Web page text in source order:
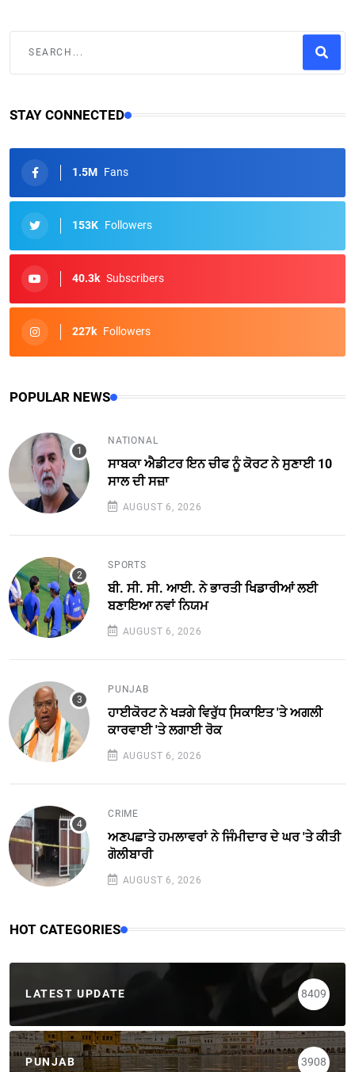
STAY CONNECTED
1.5M Fans
153K Followers
40.3k Subscribers
227k Followers
POPULAR NEWS
NATIONAL
ਸਾਬਕਾ ਐਡੀਟਰ ਇਨ ਚੀਫ ਨੂੰ ਕੋਰਟ ਨੇ ਸੁਣਾਈ 10
ਸਾਲ ਦੀ ਸਜ਼ਾ
AUGUST 6, 2026
SPORTS
ਬੀ. ਸੀ. ਸੀ. ਆਈ. ਨੇ ਭਾਰਤੀ ਖਿਡਾਰੀਆਂ ਲਈ
ਬਣਾਇਆ ਨਵਾਂ ਨਿਯਮ
AUGUST 6, 2026
PUNJAB
ਹਾਈਕੋਰਟ ਨੇ ਖੜਗੇ ਵਿਰੁੱਧ ਸਿ਼ਕਾਇਤ 'ਤੇ ਅਗਲੀ
ਕਾਰਵਾਈ 'ਤੇ ਲਗਾਈ ਰੋਕ
AUGUST 6, 2026
CRIME
ਅਣਪਛਾਤੇ ਹਮਲਾਵਰਾਂ ਨੇ ਜਿੰਮੀਦਾਰ ਦੇ ਘਰ 'ਤੇ ਕੀਤੀ
ਗੋਲੀਬਾਰੀ
AUGUST 6, 2026
HOT CATEGORIES
LATEST UPDATE 8409
PUNJAB 3908